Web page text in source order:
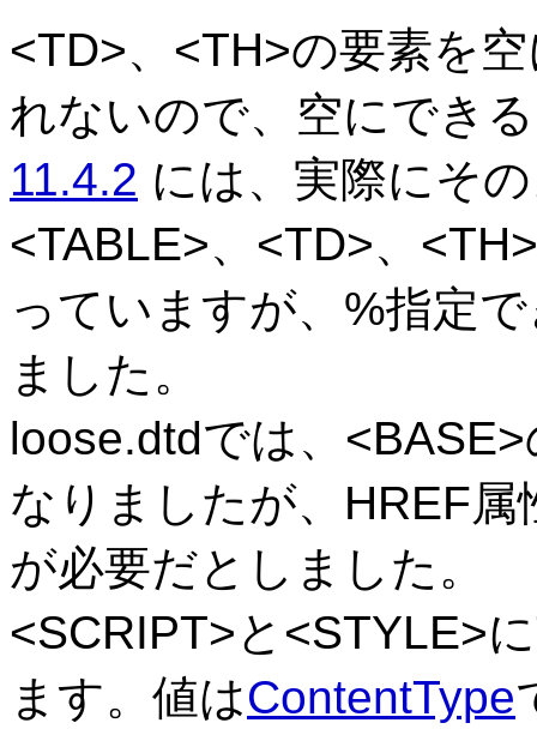
<TD>、<TH>の要素を
れないので、空にでき
11.4.2 には、実際にそ
<TABLE>、<TD>、
っていますが、%指定
ました。
loose.dtdでは、
なりましたが、HREF
が必要だとしました。
<SCRIPT>と<STYLE>
ます。値はContentType